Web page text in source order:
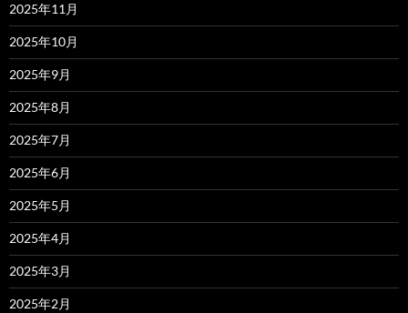
2025年11月
2025年10月
2025年9月
2025年8月
2025年7月
2025年6月
2025年5月
2025年4月
2025年3月
2025年2月